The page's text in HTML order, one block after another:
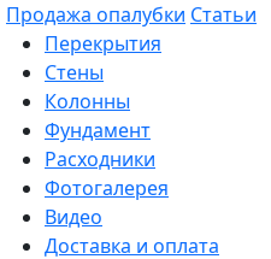
Продажа опалубки Статьи
Перекрытия
Стены
Колонны
Фундамент
Расходники
Фотогалерея
Видео
Доставка и оплата